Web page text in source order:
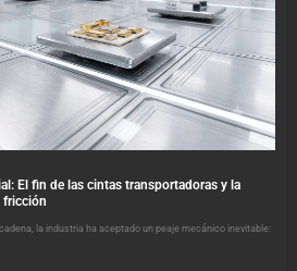
El fin de las cintas transportadoras y la
fricción
la industria ha aceptado un peaje mecánico inevitable: